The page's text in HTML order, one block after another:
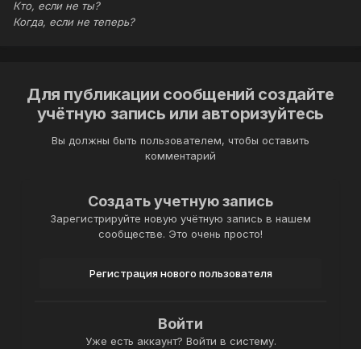
Кто, если не ты?
Когда, если не теперь?
Для публикации сообщений создайте
учётную запись или авторизуйтесь
Вы должны быть пользователем, чтобы оставить
комментарий
Создать учетную запись
Зарегистрируйте новую учётную запись в нашем
сообществе. Это очень просто!
Регистрация нового пользователя
Войти
Уже есть аккаунт? Войти в систему.